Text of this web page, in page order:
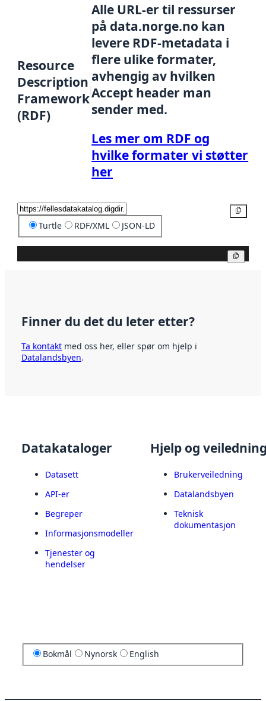
Resource
Description
Framework
(RDF)
Alle URL-er til ressurser
på data.norge.no kan
levere RDF-metadata i
flere ulike formater,
avhengig av hvilken
Accept header man
sender med.
Les mer om RDF og
hvilke formater vi støtter
her
Turtle RDF/XML JSON-LD
Finner du det du leter etter?
Ta kontakt med oss her, eller spør om hjelp i
Datalandsbyen.
Datakataloger
Datasett
API-er
Begreper
Informasjonsmodeller
Tjenester og
hendelser
Hjelp og
Brukerveiledning
Datalandsbyen
Teknisk
dokumentasjon
Bokmål Nynorsk English